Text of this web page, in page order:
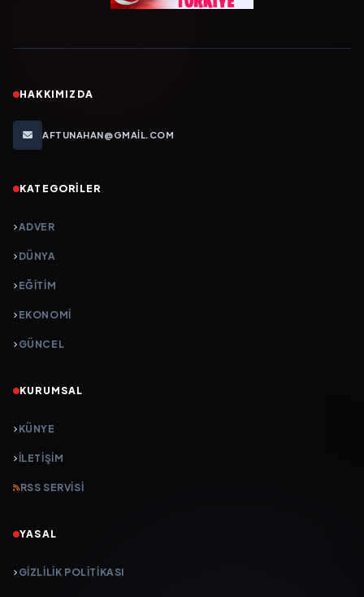
HAKKIMIZDA
AFTUNAHAN@GMAIL.COM
KATEGORILER
ADVER
DÜNYA
EĞİTİM
EKONOMİ
GÜNCEL
KURUMSAL
KÜNYE
İLETIŞIM
RSS SERVISI
YASAL
GIZLILIK POLITIKASI